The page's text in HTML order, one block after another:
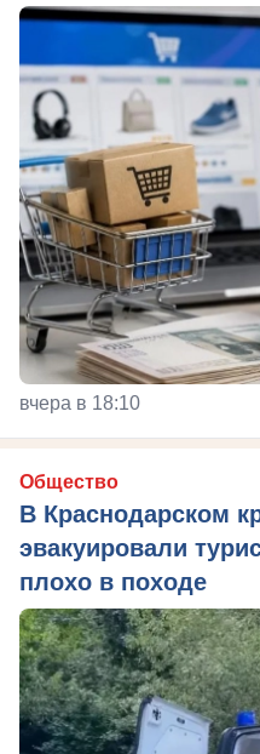
вчера в 18:10
Общество
В Краснодарском
эвакуировали
плохо в походе